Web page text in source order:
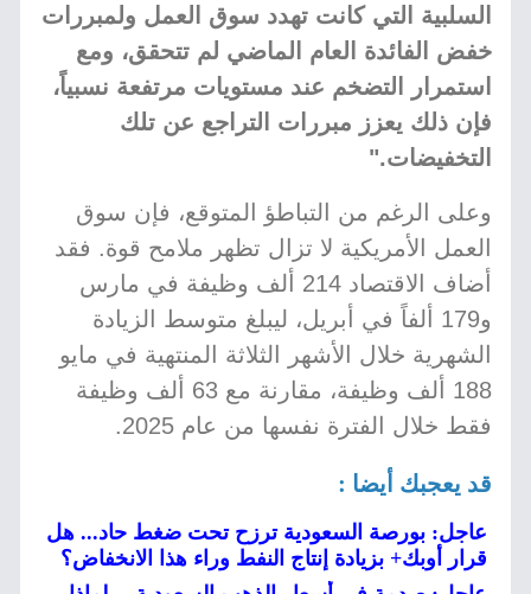
السلبية التي كانت تهدد سوق العمل ولمبررات
خفض الفائدة العام الماضي لم تتحقق، ومع
استمرار التضخم عند مستويات مرتفعة نسبياً،
فإن ذلك يعزز مبررات التراجع عن تلك
التخفيضات."
وعلى الرغم من التباطؤ المتوقع، فإن سوق
العمل الأمريكية لا تزال تظهر ملامح قوة. فقد
أضاف الاقتصاد 214 ألف وظيفة في مارس
و179 ألفاً في أبريل، ليبلغ متوسط الزيادة
الشهرية خلال الأشهر الثلاثة المنتهية في مايو
188 ألف وظيفة، مقارنة مع 63 ألف وظيفة
فقط خلال الفترة نفسها من عام 2025.
قد يعجبك أيضا :
عاجل: بورصة السعودية ترزح تحت ضغط حاد... هل
قرار أوبك+ بزيادة إنتاج النفط وراء هذا الانخفاض؟